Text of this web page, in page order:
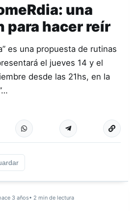
una
para hacer reír
es una propuesta de rutinas
el jueves 14 y el
desde las 21hs, en la
Más
3 años• 2 min de lectura